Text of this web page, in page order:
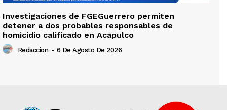
Investigaciones de FGEGuerrero permiten
detener a dos probables responsables de
homicidio calificado en Acapulco
Redaccion - 6 De Agosto De 2026